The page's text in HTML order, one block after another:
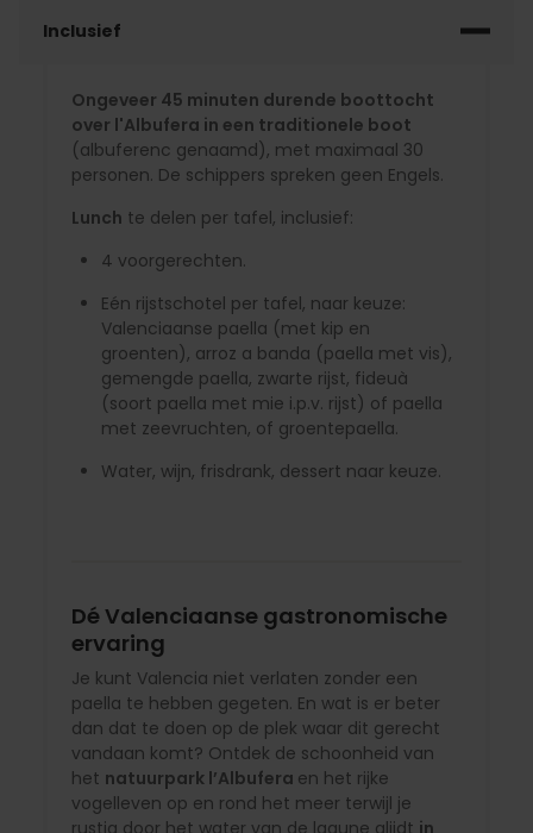
Inclusief
Ongeveer 45 minuten durende boottocht
over l'Albufera in een traditionele boot
(albuferenc genaamd), met maximaal 30
personen. De schippers spreken geen Engels.
Lunch te delen per tafel, inclusief:
4 voorgerechten.
Eén rijstschotel per tafel, naar keuze:
Valenciaanse paella (met kip en
groenten), arroz a banda (paella met vis),
gemengde paella, zwarte rijst, fideuà
(soort paella met mie i.p.v. rijst) of paella
met zeevruchten, of groentepaella.
Water, wijn, frisdrank, dessert naar keuze.
Dé Valenciaanse gastronomische
ervaring
Je kunt Valencia niet verlaten zonder een
paella te hebben gegeten. En wat is er beter
dan dat te doen op de plek waar dit gerecht
vandaan komt? Ontdek de schoonheid van
het natuurpark l’Albufera en het rijke
vogelleven op en rond het meer terwijl je
rustig door het water van de lagune glijdt in